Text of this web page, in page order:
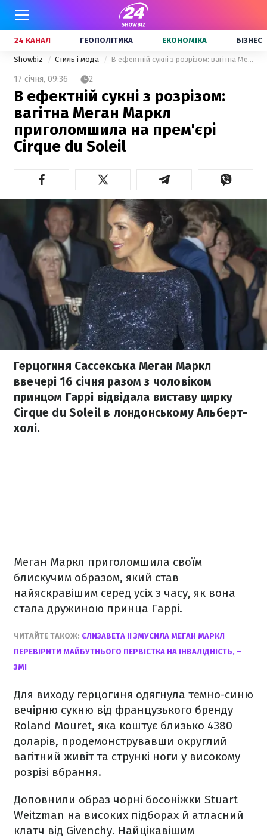
24 КАНАЛ ГЕОПОЛІТИКА ЕКОНОМІКА БІЗНЕС
Showbiz Стиль і мода В ефектній сукні з розрізом: вагітна Меган Маркл приголомшила на прем'єрі Cirque du Soleil
17 січня, 09:36 2
В ефектній сукні з розрізом:
вагітна Меган Маркл
приголомшила на прем'єрі
Cirque du Soleil
Герцогиня Сассекська Меган Маркл
ввечері 16 січня разом з чоловіком
принцом Гаррі відвідала виставу цирку
Cirque du Soleil в лондонському Альберт-
холі.
Меган Маркл приголомшила своїм
блискучим образом, який став
найяскравішим серед усіх з часу, як вона
стала дружиною принца Гаррі.
ЧИТАЙТЕ ТАКОЖ: ЄЛИЗАВЕТА ІІ ЗМУСИЛА МЕГАН МАРКЛ
ПЕРЕВІРИТИ МАЙБУТНЬОГО ПЕРВІСТКА НА ІНВАЛІДНІСТЬ, –
ЗМІ
Для виходу герцогиня одягнула темно-синю
вечірню сукню від французького бренду
Roland Mouret, яка коштує близько 4380
доларів, продемонструвавши округлий
вагітний живіт та стрункі ноги у високому
розрізі вбрання.
Доповнили образ чорні босоніжки Stuart
Weitzman на високих підборах й атласний
клатч від Givenchy. Найцікавішим